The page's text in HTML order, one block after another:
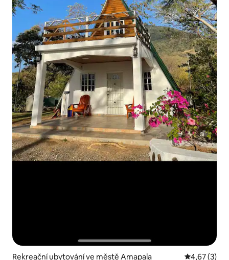
Rekreační ubytování ve městě Amapala Průměrné
4,67 (3)